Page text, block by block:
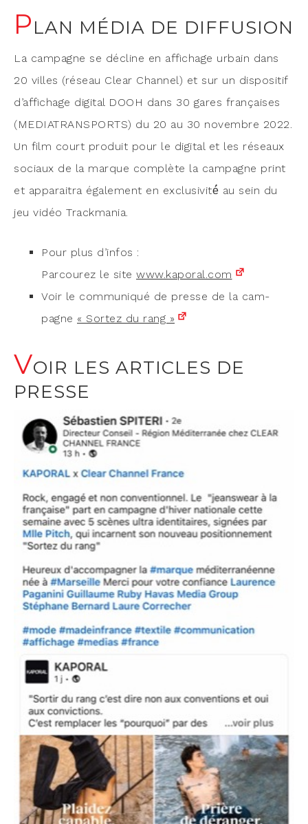
PLAN MÉDIA DE DIFFUSION
La cam­pagne se décline en affi­chage urbain dans
20 villes (réseau Clear Chan­nel) et sur un dis­po­si­tif
d’af­fi­chage digi­tal DOOH dans 30 gares fran­çaises
(MEDIATRANSPORTS) du 20 au 30 novembre 2022.
Un film court pro­duit pour le digi­tal et les réseaux
sociaux de la marque com­plète la cam­pagne print
et appa­rai­tra éga­le­ment en exclu­si­vi­té́ au sein du
jeu vidéo Trackmania.
Pour plus d’infos :
Par­cou­rez le site www​.kapo​ral​.com
Voir le com­mu­ni­qué de presse de la cam­
pagne « Sor­tez du rang »
VOIR LES ARTICLES DE
PRESSE